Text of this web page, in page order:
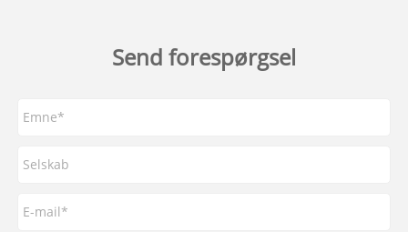
Send forespørgsel